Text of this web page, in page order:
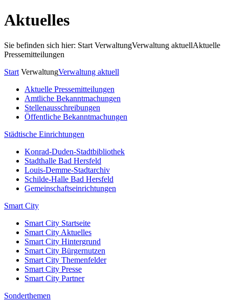
Aktuelles
Sie befinden sich hier: Start VerwaltungVerwaltung aktuellAktuelle
Pressemitteilungen
Start VerwaltungVerwaltung aktuell
Aktuelle Pressemitteilungen
Amtliche Bekanntmachungen
Stellenausschreibungen
Öffentliche Bekanntmachungen
Städtische Einrichtungen
Konrad-Duden-Stadtbibliothek
Stadthalle Bad Hersfeld
Louis-Demme-Stadtarchiv
Schilde-Halle Bad Hersfeld
Gemeinschaftseinrichtungen
Smart City
Smart City Startseite
Smart City Aktuelles
Smart City Hintergrund
Smart City Bürgernutzen
Smart City Themenfelder
Smart City Presse
Smart City Partner
Sonderthemen